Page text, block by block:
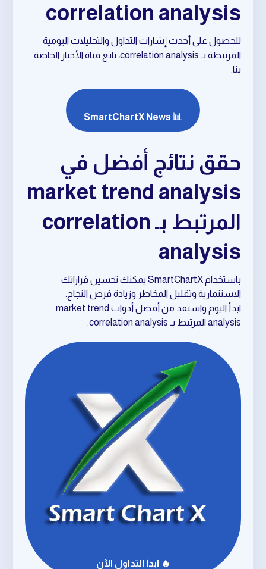
correlation analysis
للحصول على أحدث إشارات التداول والتحليلات اليومية
المرتبطة بـ correlation analysis، تابع قناة الأخبار الخاصة
بنا:
📊 SmartChartX News
حقق نتائج أفضل في
market trend analysis
المرتبط بـ correlation
analysis
باستخدام SmartChartX يمكنك تحسين قراراتك
الاستثمارية وتقليل المخاطر وزيادة فرص النجاح.
ابدأ اليوم واستفد من أفضل أدوات market trend
analysis المرتبط بـ correlation analysis.
🔥 ابدأ التداول الآن